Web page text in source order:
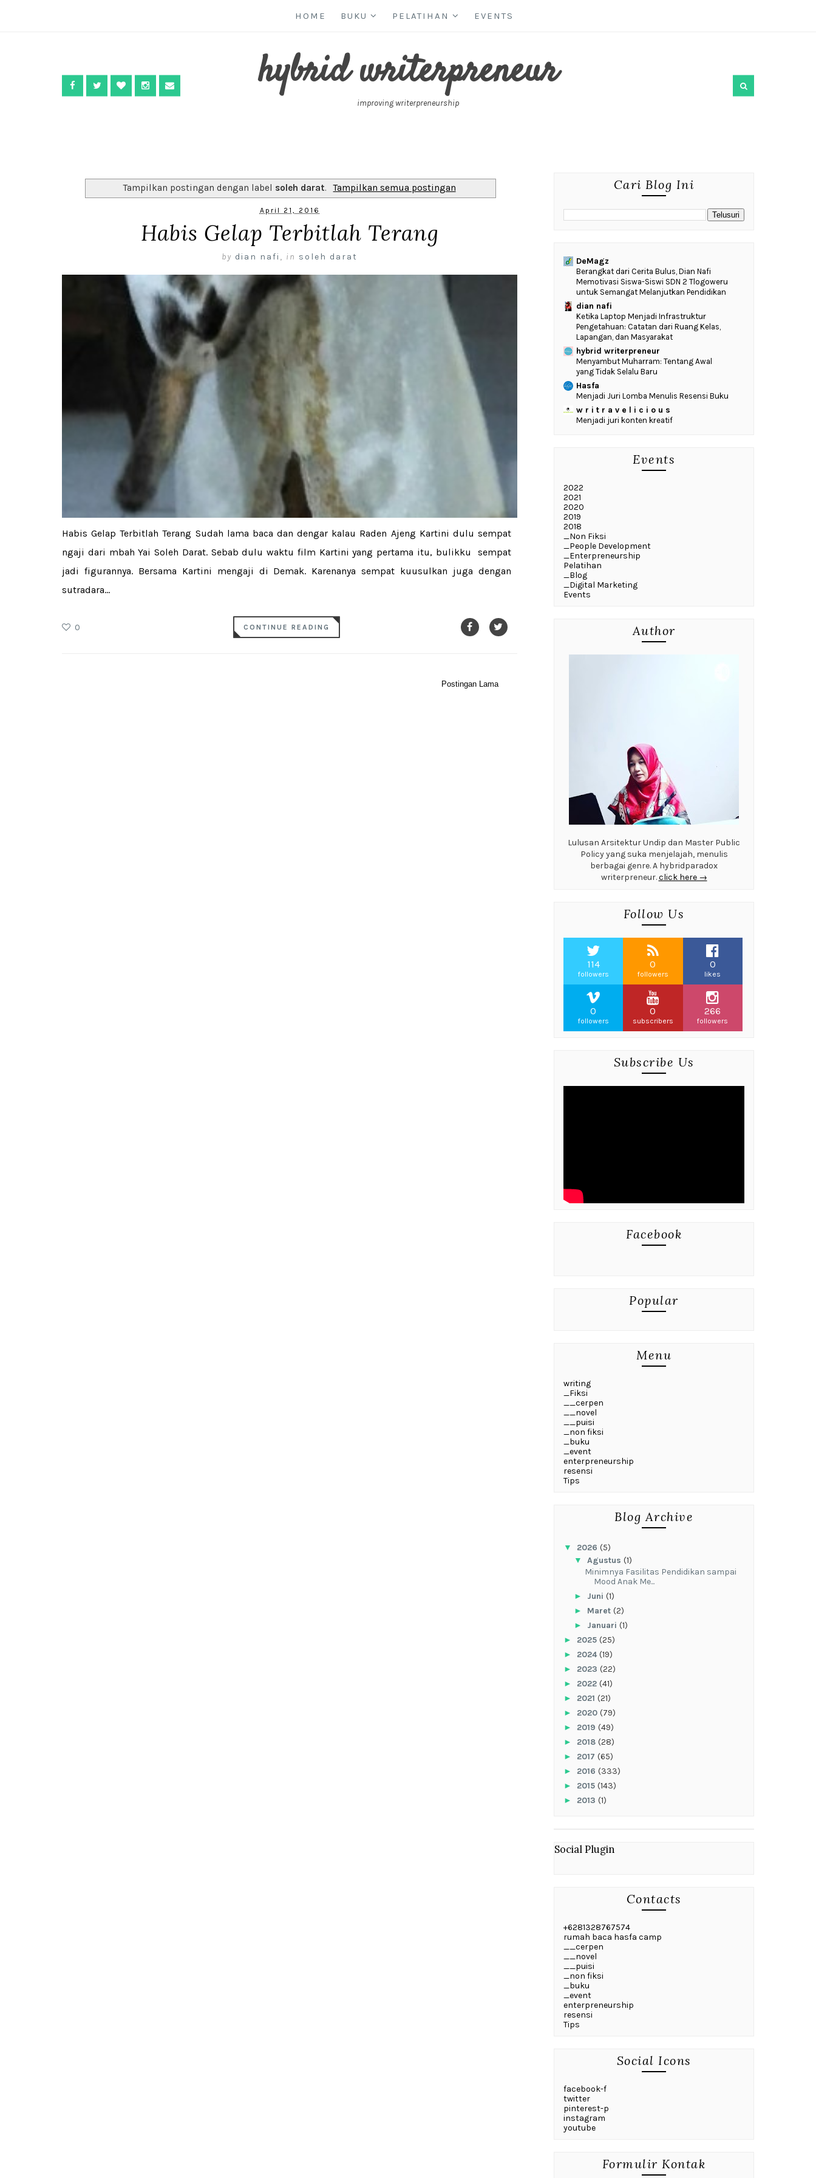
HOME BUKU PELATIHAN EVENTS
hybrid writerpreneur
improving writerpreneurship
Tampilkan postingan dengan label soleh darat. Tampilkan semua postingan
April 21, 2016
Habis Gelap Terbitlah Terang
by dian nafi , in soleh darat
Habis Gelap Terbitlah Terang Sudah lama baca dan dengar kalau Raden Ajeng Kartini dulu sempat
ngaji dari mbah Yai Soleh Darat. Sebab dulu waktu film Kartini yang pertama itu, bulikku sempat
jadi figurannya. Bersama Kartini mengaji di Demak. Karenanya sempat kuusulkan juga dengan
sutradara...
0 CONTINUE READING
Postingan Lama
Cari Blog Ini
DeMagz
‎Berangkat dari Cerita Bulus, Dian Nafi
Memotivasi Siswa-Siswi SDN 2 Tlogoweru
untuk Semangat Melanjutkan Pendidikan
dian nafi
Ketika Laptop Menjadi Infrastruktur
Pengetahuan: Catatan dari Ruang Kelas,
Lapangan, dan Masyarakat
hybrid writerpreneur
Menyambut Muharram: Tentang Awal
yang Tidak Selalu Baru
Hasfa
Menjadi Juri Lomba Menulis Resensi Buku
w r i t r a v e l i c i o u s
Menjadi juri konten kreatif
Events
2022
2021
2020
2019
2018
_Non Fiksi
_People Development
_Enterpreneurship
Pelatihan
_Blog
_Digital Marketing
Events
Author
Lulusan Arsitektur Undip dan Master Public
Policy yang suka menjelajah, menulis
berbagai genre. A hybridparadox
writerpreneur.click here →
Follow Us
114
followers
0
followers
0
likes
0
followers
0
subscribers
266
followers
Subscribe Us
Facebook
Popular
Menu
writing
_Fiksi
__cerpen
__novel
__puisi
_non fiksi
_buku
_event
enterpreneurship
resensi
Tips
Blog Archive
▼ 2026 (5)
▼ Agustus (1)
‎Minimnya Fasilitas Pendidikan sampai
Mood Anak Me...
► Juni (1)
► Maret (2)
► Januari (1)
► 2025 (25)
► 2024(19)
► 2023 (22)
► 2022 (41)
► 2021 (21)
► 2020 (79)
► 2019 (49)
► 2018 (28)
► 2017 (65)
► 2016 (333)
► 2015 (143)
► 2013 (1)
Social Plugin
Contacts
+6281328767574
rumah baca hasfa camp
__cerpen
__novel
__puisi
_non fiksi
_buku
_event
enterpreneurship
resensi
Tips
Social Icons
facebook-f
twitter
pinterest-p
instagram
youtube
Formulir Kontak